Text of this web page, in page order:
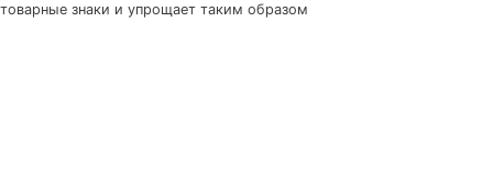
товарные знаки и упрощает таким образом